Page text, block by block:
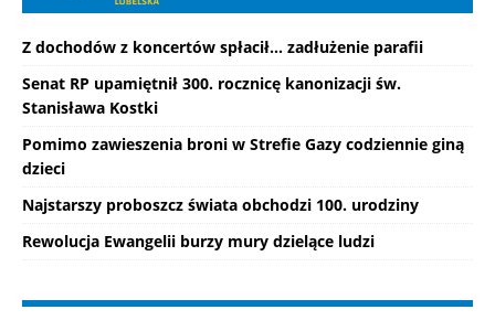
Z dochodów z koncertów spłacił... zadłużenie parafii
Senat RP upamiętnił 300. rocznicę kanonizacji św.
Stanisława Kostki
Pomimo zawieszenia broni w Strefie Gazy codziennie giną
dzieci
Najstarszy proboszcz świata obchodzi 100. urodziny
Rewolucja Ewangelii burzy mury dzielące ludzi